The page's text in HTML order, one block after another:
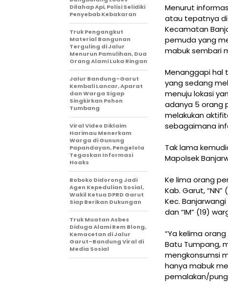
Menurut
atau tepatnya di
Kecamatan
pemuda yang
mabuk sembari
Menanggapi hal
yang sedang
menuju lokasi
adanya 5 orang
melakukan
sebagaimana
Tak lama
Mapolsek
Ke lima orang
Kab. Garut,
Kec.
dan “IM” (19)
“Ya kelima
Batu Tumpang,
mengkonsumsi
hanya mabuk
pemalakan/
Dilahap Api, Polisi Selidiki
Penyebab Kebakaran
Truk Pengangkut
Material Bangunan
Terguling di Jalur
Menurun Pamulihan, Dua
Orang Alami Luka Ringan
Jalur Bandung–Garut
Kembali Lancar, Aparat
dan Warga Sigap
Singkirkan Pohon
Tumbang
Viral Video Diklaim
Harimau Menerkam
Warga di Gunung
Papandayan, Pengelola
Tegaskan Informasi
Hoaks
Boboko Didorong Jadi
Agen Kepedulian Sosial,
Wakil Ketua DPRD Garut
Siap Berikan Dukungan
Truk Muatan Asbes
Diduga Alami Rem Blong,
Kemacetan di Jalur
Garut–Bandung Viral di
Media Sosial